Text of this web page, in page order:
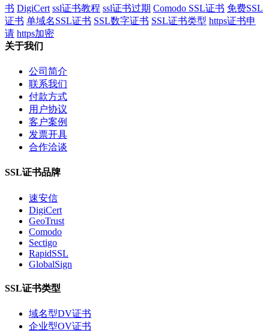
书 DigiCert ssl证书教程 ssl证书过期 Comodo SSL证书 免费SSL
证书 单域名SSL证书 SSL数字证书 SSL证书类型 https证书申
请 https加密
关于我们
公司简介
联系我们
付款方式
用户协议
客户案例
发票开具
合作洽谈
SSL证书品牌
速安信
DigiCert
GeoTrust
Comodo
Sectigo
RapidSSL
GlobalSign
SSL证书类型
域名型DV证书
企业型OV证书